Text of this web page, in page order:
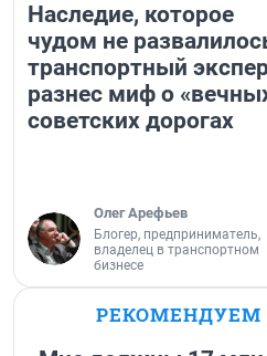
Наследие, которое
чудом не
транспортный
разнес миф о
советских дорогах
Олег Арефьев
Блогер, предприниматель,
владелец в транспортном
бизнесе
РЕКОМЕНДУЕМ